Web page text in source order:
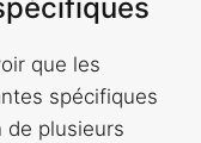
que les
spécifiques
plusieurs